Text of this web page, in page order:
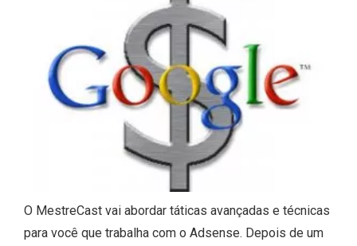
O MestreCast vai abordar táticas avançadas e técnicas
para você que trabalha com o Adsense. Depois de um